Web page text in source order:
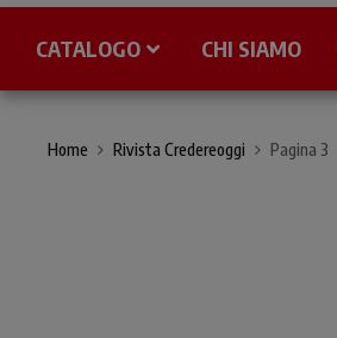
CATALOGO CHI SIAMO
Home Rivista Credereoggi Pagina 3